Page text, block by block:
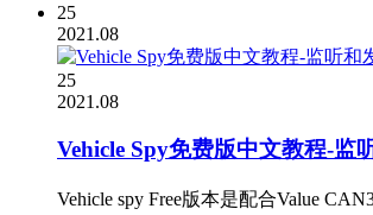
25
2021.08
25
2021.08
Vehicle Spy免费版中文教程-监
Vehicle spy Free版本是配合Value